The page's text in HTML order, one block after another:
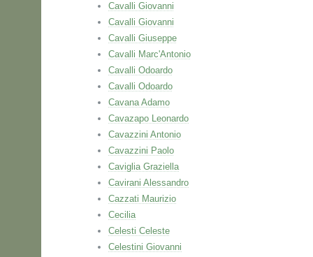
Cavalli Giovanni
Cavalli Giovanni
Cavalli Giuseppe
Cavalli Marc'Antonio
Cavalli Odoardo
Cavalli Odoardo
Cavana Adamo
Cavazapo Leonardo
Cavazzini Antonio
Cavazzini Paolo
Caviglia Graziella
Cavirani Alessandro
Cazzati Maurizio
Cecilia
Celesti Celeste
Celestini Giovanni